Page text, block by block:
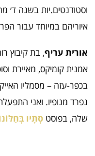
וסטודנטים.יות בשנה ד׳
איוריהם במיוחד עבור
אורית עריף, בת קיבוץ
אמנית קומיקס, מאיירת
בכפר-עזה – מסמליו
נפרד מנופיו. ואני
שלה, בפוסט סְתָיו